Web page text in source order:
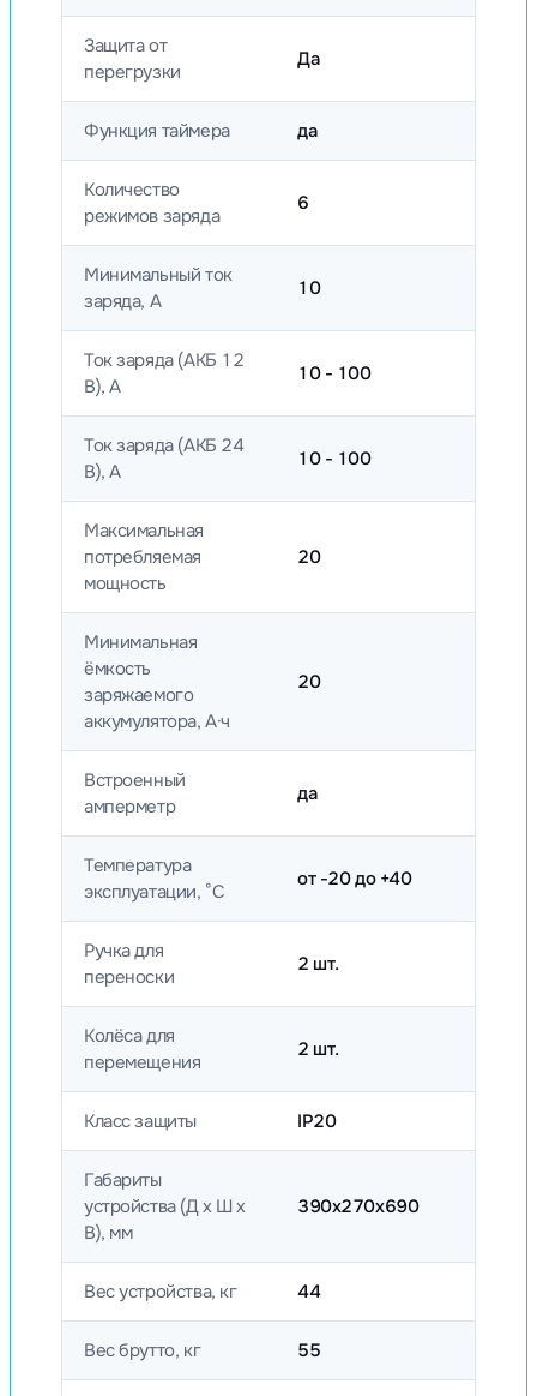
Защита от
перегрузки
Да
Функция таймера да
Количество
режимов заряда
6
Минимальный ток
заряда, А
10
Ток заряда (АКБ 12
В), А
10 - 100
Ток заряда (АКБ 24
В), А
10 - 100
Максимальная
потребляемая
мощность
20
Минимальная
ёмкость
заряжаемого
аккумулятора, А·ч
20
Встроенный
амперметр
да
Температура
эксплуатации, °C
от -20 до +40
Ручка для
переноски
2 шт.
Колёса для
перемещения
2 шт.
Класс защиты IP20
Габариты
устройства (Д х Ш х
В), мм
390х270х690
Вес устройства, кг 44
Вес брутто, кг 55